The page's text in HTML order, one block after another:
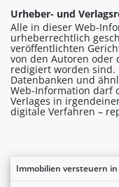
Immobilien versteuern
Urheber- und
Alle in dieser Web-
urheberrechtlich
veröffentlichten
von den Autoren oder
redigiert worden sind.
Datenbanken und
Web-Information darf
Verlages in
digitale Verfahren –